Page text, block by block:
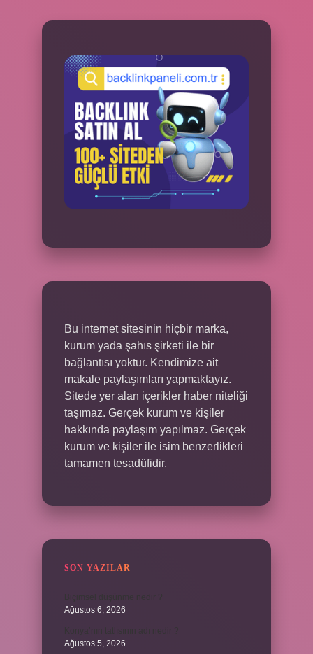
Bu internet sitesinin hiçbir marka,
kurum yada şahıs şirketi ile bir
bağlantısı yoktur. Kendimize ait
makale paylaşımları yapmaktayız.
Sitede yer alan içerikler haber niteliği
taşımaz. Gerçek kurum ve kişiler
hakkında paylaşım yapılmaz. Gerçek
kurum ve kişiler ile isim benzerlikleri
tamamen tesadüfidir.
SON YAZILAR
Ağustos 6, 2026
Ağustos 5, 2026